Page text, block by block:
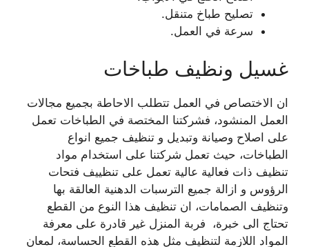
تصليح طباخ متنقل.
سرعة في العمل.
غسيل ونظيف طباخات
ان الاختصاص في العمل تتطلب الاحاطة بجميع مجالات
العمل المنشود، فشركتنا المختصة في الطباخات تعمل
على اصلاح وصيانة وتبديل و تنظيف جميع انواع
الطباخات، حيث تعمل شركتنا على استخدام مواد
تنظيف ذات فعالية عالية تعمل على تنظييف فتحات
الرؤوس و ازالة جميع الترسبات الدهنية العالقة بها
وتنظيف الصمامات، ان تنظيف هذا النوع من القطع
تحتاج الى خبرة، فربة المنزل غير قادرة على معرفة
المواد اللازمة لتنظيف مثل هذه القطع الحساسة، لمعان